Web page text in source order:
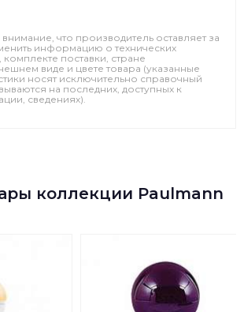
что производитель оставляет за
информацию о технических
комплекте поставки, стране
виде и цвете товара (указанные
носят исключительно справочный
на последних, доступных к
сведениях).
коллекции Paulmann